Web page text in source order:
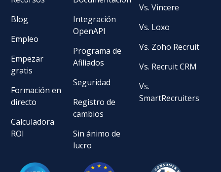
Blog
Empleo
Empezar
gratis
Formación en
directo
Calculadora
ROI
Integración
OpenAPI
Programa de
Afiliados
Seguridad
Registro de
cambios
Sin ánimo de
lucro
Vs. Vincere
Vs. Loxo
Vs. Zoho Recruit
Vs. Recruit CRM
Vs.
SmartRecruiters